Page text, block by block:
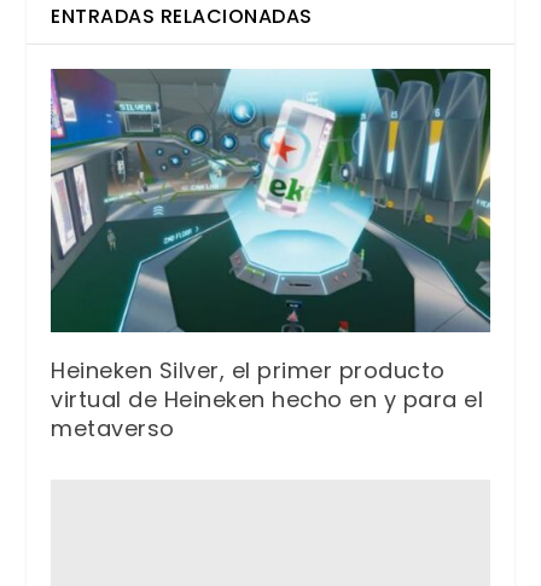
ENTRADAS RELACIONADAS
Heineken Silver, el primer producto
virtual de Heineken hecho en y para el
metaverso